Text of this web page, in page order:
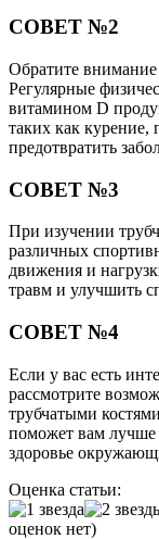
СОВЕТ №2
Обратите внимание
Регулярные
витамином D
таких как курение,
предотвратить
СОВЕТ №3
При изучении
различных
движения и
травм и улучшить
СОВЕТ №4
Если у вас есть
рассмотрите
трубчатыми
поможет вам лучше
здоровье
Оценка статьи:
оценок нет)